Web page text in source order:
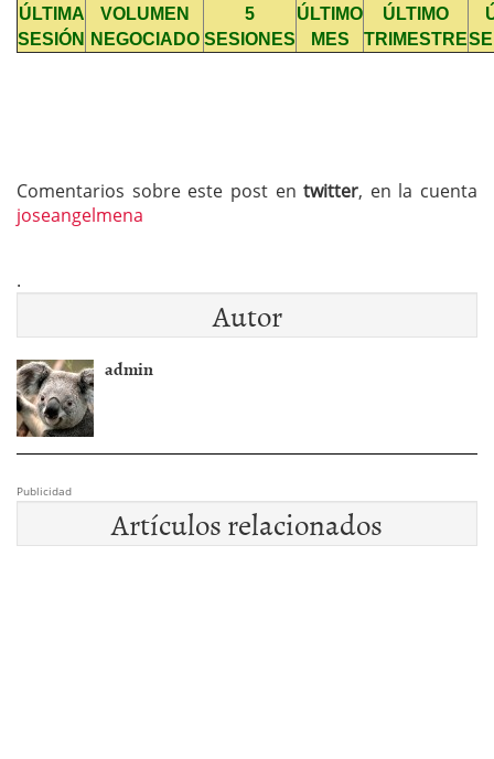
ÚLTIMA
SESIÓN
VOLUMEN
NEGOCIADO
5
SESIONES
ÚLTIMO
MES
ÚLTIMO
TRIMESTRE
Comentarios sobre este post entwitter, en la cuenta
joseangelmena
.
Autor
admin
Publicidad
Artículos relacionados